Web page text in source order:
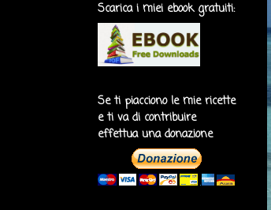
Scarica i miei ebook gratuiti:
Se ti piacciono le mie ricette
e ti va di contribuire
effettua una donazione